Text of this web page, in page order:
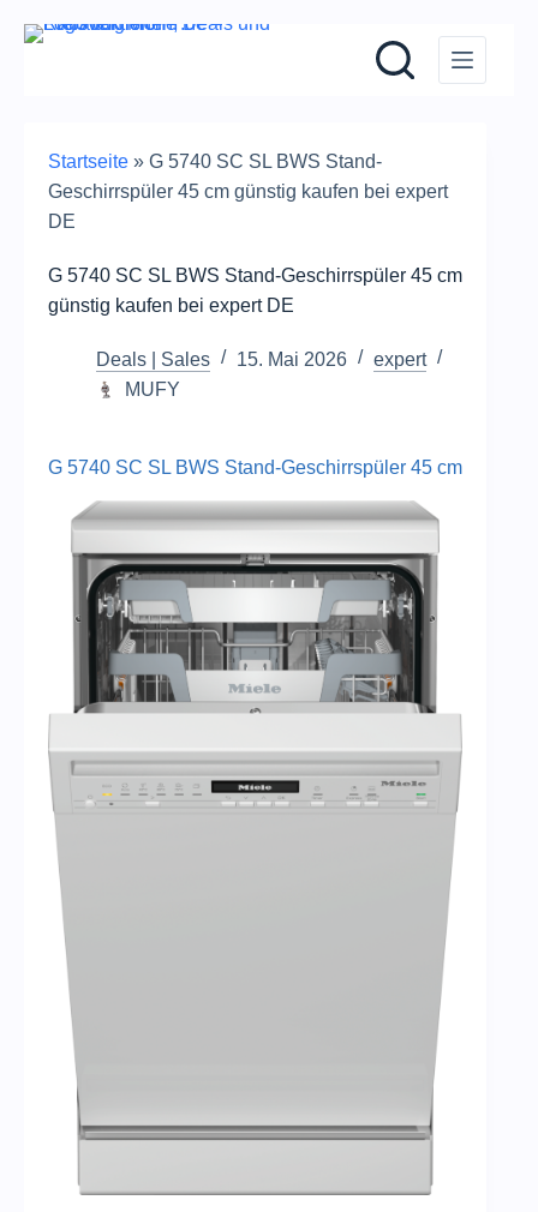
Zum
Startseite » G 5740 SC SL BWS Stand-
Geschirrspüler 45 cm günstig kaufen bei expert
DE
G 5740 SC SL BWS Stand-Geschirrspüler 45 cm
günstig kaufen bei expert DE
Deals | Sales 15. Mai 2026
expert
MUFY
G 5740 SC SL BWS Stand-Geschirrspüler 45 cm